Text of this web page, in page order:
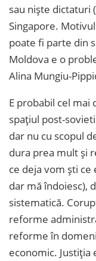
sau niște dictaturi
Singapore.
poate fi parte din
Moldova e o
Alina Mungiu-
E probabil cel mai
spațiul post-
dar nu cu scopul
dura prea mult și
ce deja vom ști ce
dar mă îndoiesc),
sistematică.
reforme
reforme în
economic.